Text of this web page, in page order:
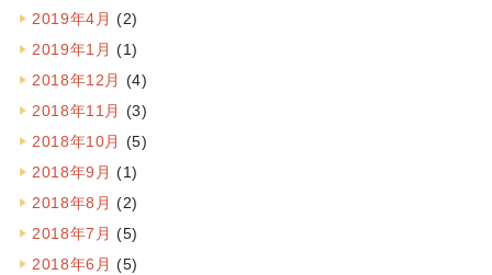
2019年4月 (2)
2019年1月 (1)
2018年12月 (4)
2018年11月 (3)
2018年10月 (5)
2018年9月 (1)
2018年8月 (2)
2018年7月 (5)
2018年6月 (5)